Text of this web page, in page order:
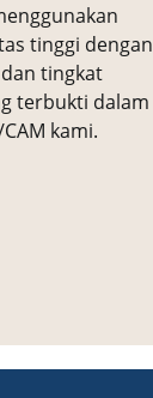
tinggi dengan
tingkat
terbukti dalam
kami.